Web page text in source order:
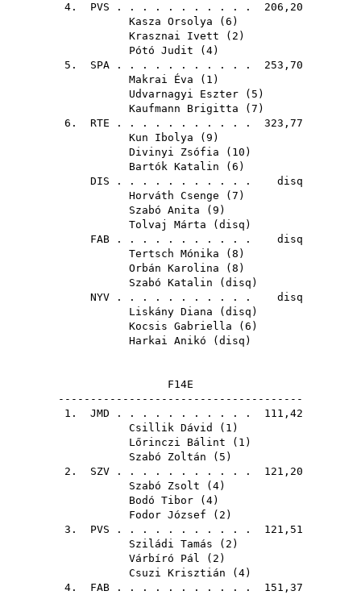
4. PVS . . . . . . . . . . . 206,20
Kasza Orsolya ( 6 )
Krasznai Ivett ( 2 )
Pótó Judit ( 4)
5. SPA . . . . . . . . . . . 253,70
Makrai Éva ( 1 )
Udvarnagyi Eszter ( 5 )
Kaufmann Brigitta ( 7 )
6. RTE . . . . . . . . . . . 323,77
Kun Ibolya ( 9 )
Divinyi Zsófia ( 10 )
Bartók Katalin ( 6 )
DIS . . . . . . . . . . . disq
Horváth Csenge ( 7 )
Szabó Anita ( 9 )
Tolvaj Márta ( disq )
FAB . . . . . . . . . . . disq
Tertsch Mónika ( 8 )
Orbán Karolina ( 8 )
Szabó Katalin ( disq )
NYV . . . . . . . . . . . disq
Liskány Diana ( disq )
Kocsis Gabriella ( 6 )
Harkai Anikó ( disq )
F14E
--------------------------------------
1. JMD . . . . . . . . . . . 111,42
Csillik Dávid
( 1 )
Lőrinczi Bálint ( 1 )
Szabó Zoltán ( 5 )
2. SZV . . . . . . . . . . . 121,20
Szabó Zsolt ( 4)
Bodó Tibor ( 4)
Fodor József ( 2 )
3. PVS . . . . . . . . . . . 121,51
Sziládi Tamás ( 2 )
Várbíró Pál ( 2 )
Csuzi Krisztián ( 4)
4. FAB . . . . . . . . . . . 151,37